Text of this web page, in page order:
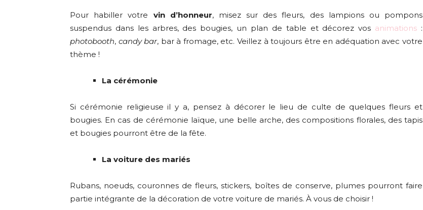
Pour habiller votre vin d’honneur, misez sur des fleurs, des lampions ou pompons
suspendus dans les arbres, des bougies, un plan de table et décorez vos animations :
photobooth, candy bar, bar à fromage, etc. Veillez à toujours être en adéquation avec votre
thème !
La cérémonie
Si cérémonie religieuse il y a, pensez à décorer le lieu de culte de quelques fleurs et
bougies. En cas de cérémonie laïque, une belle arche, des compositions florales, des tapis
et bougies pourront être de la fête.
La voiture des mariés
Rubans, noeuds, couronnes de fleurs, stickers, boîtes de conserve, plumes pourront faire
partie intégrante de la décoration de votre voiture de mariés. À vous de choisir !